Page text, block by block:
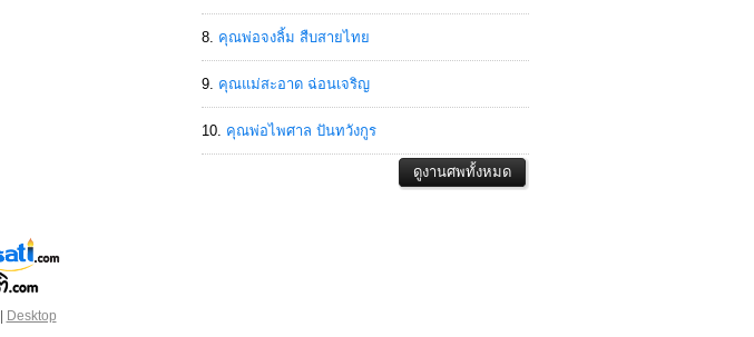
คุณพ่อจงลิ้ม สืบสายไทย
คุณแม่สะอาด ฉ่อนเจริญ
คุณพ่อไพศาล ปันทวังกูร
| Desktop